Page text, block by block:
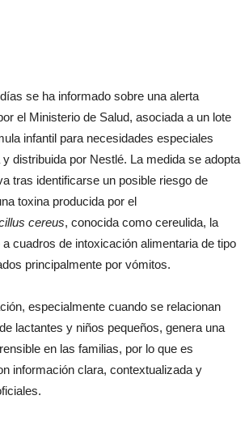
se ha informado sobre una alerta
el Ministerio de Salud, asociada a un lote
infantil para necesidades especiales
distribuida por Nestlé. La medida se adopta
tras identificarse un posible riesgo de
toxina producida por el
cereus, conocida como cereulida, la
cuadros de intoxicación alimentaria de tipo
principalmente por vómitos.
especialmente cuando se relacionan
lactantes y niños pequeños, genera una
en las familias, por lo que es
información clara, contextualizada y